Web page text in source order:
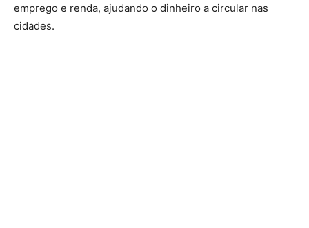
emprego e renda, ajudando o dinheiro a circular nas
cidades.